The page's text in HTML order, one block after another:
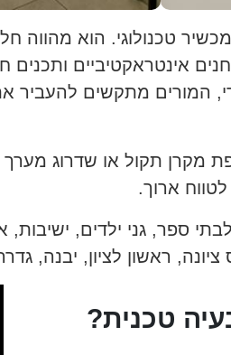
טכנולוגי. הוא
אינטראקטיביים ותכנים
המורים מתקשים להעביר
מקרן תקול או שדרוג
ארוך.
ספר, גני ילדים, ישיבות,
ראשון לציון, יבנה,
טכנית?